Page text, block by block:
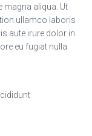
magna aliqua. Ut
ullamco laboris
aute irure dolor in
eu fugiat nulla